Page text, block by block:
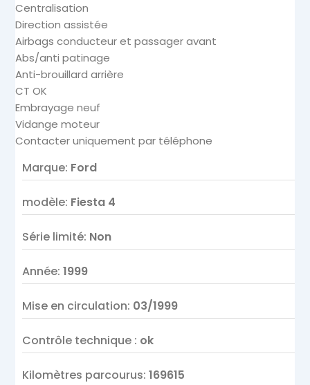
Centralisation
Direction assistée
Airbags conducteur et passager avant
Abs/anti patinage
Anti-brouillard arrière
CT OK
Embrayage neuf
Vidange moteur
Contacter uniquement par téléphone
Marque: Ford
modèle: Fiesta 4
Série limité: Non
Année:1999
Mise en circulation: 03/1999
Contrôle technique : ok
Kilomètres parcourus:169615